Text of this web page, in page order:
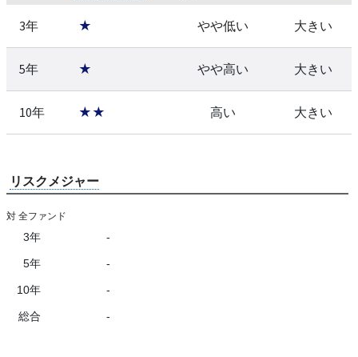
3年 ★ やや低い 大きい
5年 ★ やや高い 大きい
10年 ★★ 高い 大きい
リスクメジャー
対 全ファンド
3年 -
5年 -
10年 -
総合 -